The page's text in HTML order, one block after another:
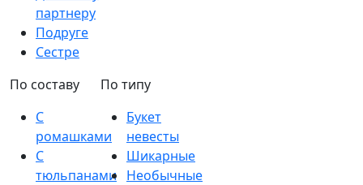
партнеру
Подруге
Сестре
По составу
С
ромашками
С
тюльпанами
По типу
Букет
невесты
Шикарные
Необычные